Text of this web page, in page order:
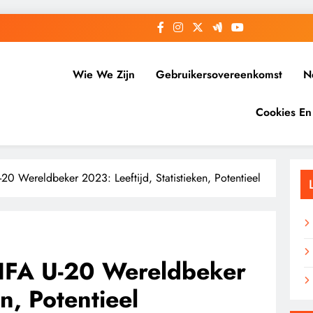
Wie We Zijn Gebruikersovereenkomst
Cookies
20 Wereldbeker 2023: Leeftijd, Statistieken, Potentieel
U-20 Wereldbeker
Potentieel